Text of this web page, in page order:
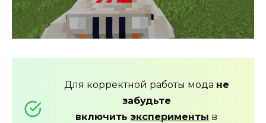
Для корректной работы мода не
забудьте
включить эксперименты в